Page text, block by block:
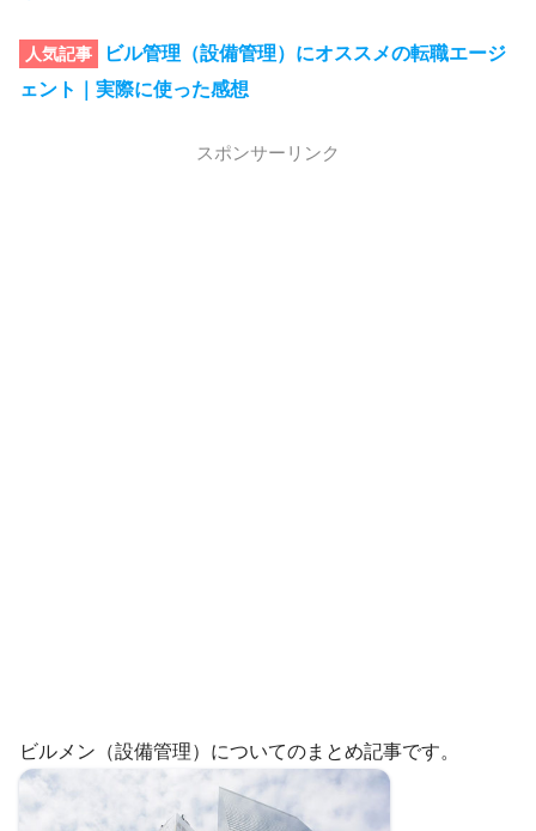
人気記事
ビル管理（設備管理）にオススメの転職エージ
ェント｜実際に使った感想
スポンサーリンク
ビルメン（設備管理）についてのまとめ記事です。